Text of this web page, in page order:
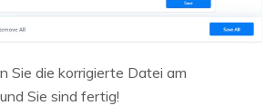
Sie die korrigierte Datei am
Sie sind fertig!